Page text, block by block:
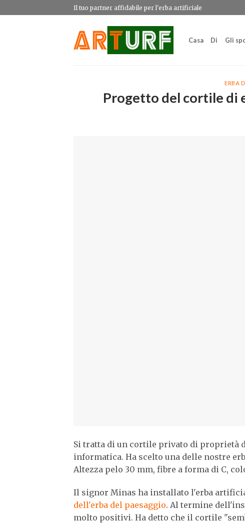
ai
Il tuo partner affidabile per l'erba artificiale
Casa Di Gli
ERBA
Progetto del cortile di
Si tratta di un cortile privato di proprietà
informatica. Ha scelto una delle nostre
Altezza pelo 30 mm, fibre a forma di C,
Il signor Minas ha installato l'erba
dell'erba del paesaggio. Al termine
molto positivi. Ha detto che il cortile